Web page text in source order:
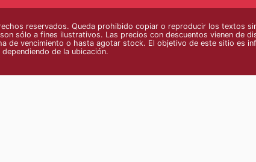
reservados. Queda prohibido copiar o reproducir los textos
sólo a fines ilustrativos. Las precios con descuentos vienen de
de vencimiento o hasta agotar stock. El objetivo de este sitio es
de la ubicación.